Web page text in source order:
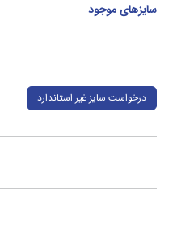
سایزهای موجود
درخواست سایز غیر استاندارد